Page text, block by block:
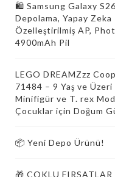
🛍 Samsung Galaxy
Depolama, Yapay
Özelleştirilmiş AP,
4900mAh Pil
LEGO DREAMZzz
71484 – 9 Yaş ve
Minifigür ve T. rex
Çocuklar için Doğum
📦 Yeni Depo Ürünü!
🎁 ÇOKLU